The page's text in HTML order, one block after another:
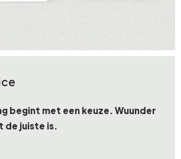
begint met een keuze. Wuunder
de juiste is.